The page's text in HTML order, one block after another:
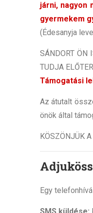
járni, nagyon
gyermekem
(Édesanyja
SÁNDORT ÖN
TUDJA
Támogatási
Az átutalt
önök által
KÖSZÖNJÜK
Egy